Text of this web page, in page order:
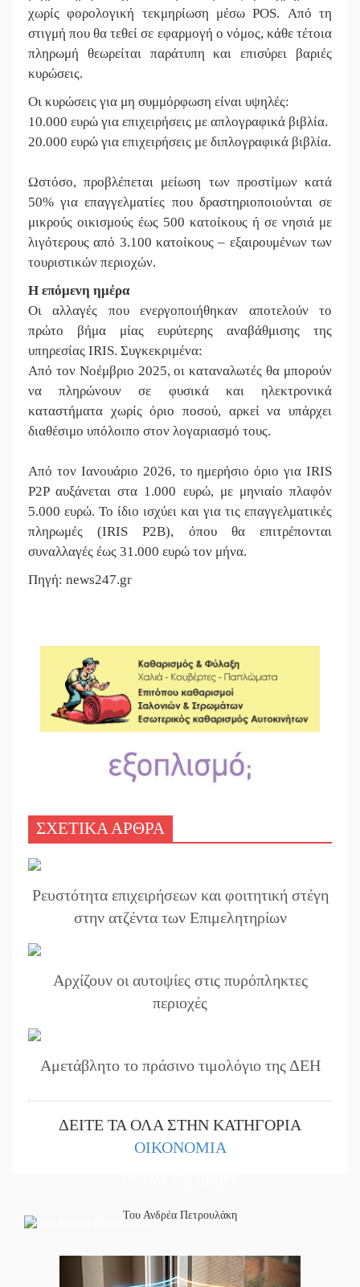
χωρίς φορολογική τεκμηρίωση μέσω POS. Από τη
στιγμή που θα τεθεί σε εφαρμογή ο νόμος, κάθε τέτοια
πληρωμή θεωρείται παράτυπη και επισύρει βαριές
κυρώσεις.
Οι κυρώσεις για μη συμμόρφωση είναι υψηλές:
10.000 ευρώ για επιχειρήσεις με απλογραφικά βιβλία.
20.000 ευρώ για επιχειρήσεις με διπλογραφικά βιβλία.
Ωστόσο, προβλέπεται μείωση των προστίμων κατά
50% για επαγγελματίες που δραστηριοποιούνται σε
μικρούς οικισμούς έως 500 κατοίκους ή σε νησιά με
λιγότερους από 3.100 κατοίκους – εξαιρουμένων των
τουριστικών περιοχών.
Η επόμενη ημέρα
Οι αλλαγές που ενεργοποιήθηκαν αποτελούν το
πρώτο βήμα μίας ευρύτερης αναβάθμισης της
υπηρεσίας IRIS. Συγκεκριμένα:
Από τον Νοέμβριο 2025, οι καταναλωτές θα μπορούν
να πληρώνουν σε φυσικά και ηλεκτρονικά
καταστήματα χωρίς όριο ποσού, αρκεί να υπάρχει
διαθέσιμο υπόλοιπο στον λογαριασμό τους.
Από τον Ιανουάριο 2026, το ημερήσιο όριο για IRIS
P2P αυξάνεται στα 1.000 ευρώ, με μηνιαίο πλαφόν
5.000 ευρώ. Το ίδιο ισχύει και για τις επαγγελματικές
πληρωμές (IRIS P2B), όπου θα επιτρέπονται
συναλλαγές έως 31.000 ευρώ τον μήνα.
Πηγή: news247.gr
ΣΧΕΤΙΚΑ ΑΡΘΡΑ
Ρευστότητα επιχειρήσεων και φοιτητική στέγη
στην ατζέντα των Επιμελητηρίων
Αρχίζουν οι αυτοψίες στις πυρόπληκτες
περιοχές
Αμετάβλητο το πράσινο τιμολόγιο της ΔΕΗ
ΔΕΙΤΕ ΤΑ ΟΛΑ ΣΤΗΝ ΚΑΤΗΓΟΡΙΑ
ΟΙΚΟΝΟΜΙΑ
Του Ανδρέα Πετρουλάκη